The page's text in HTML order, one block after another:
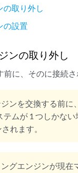
の取り外し
の設置
ンの取り外し
に、そのに接続
ンを交換する前
ムが 1 つしかな
れます。
グエンジンが現在